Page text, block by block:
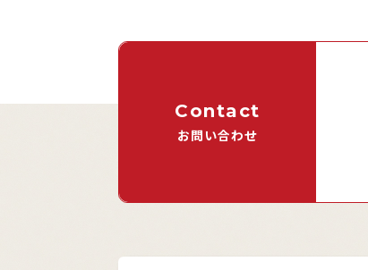
Contact
お問い合わせ